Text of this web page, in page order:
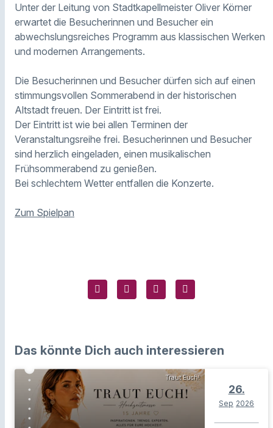
Unter der Leitung von Stadtkapellmeister Oliver Körner
erwartet die Besucherinnen und Besucher ein
abwechslungsreiches Programm aus klassischen Werken
und modernen Arrangements.
Die Besucherinnen und Besucher dürfen sich auf einen
stimmungsvollen Sommerabend in der historischen
Altstadt freuen. Der Eintritt ist frei.
Der Eintritt ist wie bei allen Terminen der
Veranstaltungsreihe frei. Besucherinnen und Besucher
sind herzlich eingeladen, einen musikalischen
Frühsommerabend zu genießen.
Bei schlechtem Wetter entfallen die Konzerte.
Zum Spielpan
Das könnte Dich auch interessieren
Traut Euch!
26.
Sep 2026